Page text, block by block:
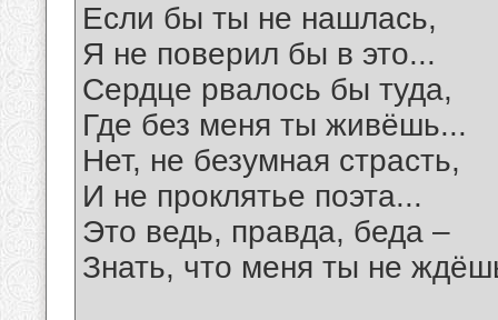
Если бы ты не нашлась,
Я не поверил бы в это...
Сердце рвалось бы туда,
Где без меня ты живёшь...
Нет, не безумная страсть,
И не проклятье поэта...
Это ведь, правда, беда –
Знать, что меня ты не